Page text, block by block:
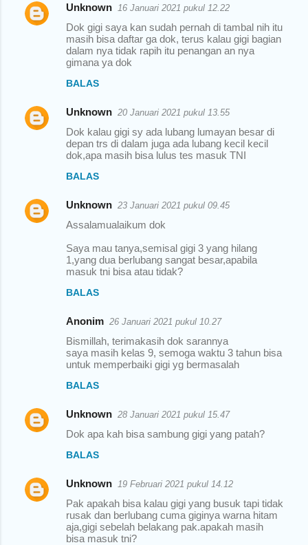
Unknown 16 Januari 2021 pukul 12.22
Dok gigi saya kan sudah pernah di tambal nih itu
masih bisa daftar ga dok, terus kalau gigi bagian
dalam nya tidak rapih itu penangan an nya
gimana ya dok
BALAS
Unknown 20 Januari 2021 pukul 13.55
Dok kalau gigi sy ada lubang lumayan besar di
depan trs di dalam juga ada lubang kecil kecil
dok,apa masih bisa lulus tes masuk TNI
BALAS
Unknown 23 Januari 2021 pukul 09.45
Assalamualaikum dok
Saya mau tanya,semisal gigi 3 yang hilang
1,yang dua berlubang sangat besar,apabila
masuk tni bisa atau tidak?
BALAS
Anonim 26 Januari 2021 pukul 10.27
Bismillah, terimakasih dok sarannya
saya masih kelas 9, semoga waktu 3 tahun bisa
untuk memperbaiki gigi yg bermasalah
BALAS
Unknown 28 Januari 2021 pukul 15.47
Dok apa kah bisa sambung gigi yang patah?
BALAS
Unknown 19 Februari 2021 pukul 14.12
Pak apakah bisa kalau gigi yang busuk tapi tidak
rusak dan berlubang cuma giginya warna hitam
aja,gigi sebelah belakang pak.apakah masih
bisa masuk tni?